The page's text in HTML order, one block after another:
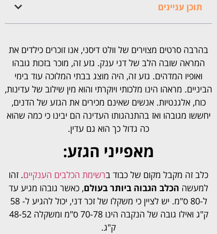
תוכן עניינים
בהרבה סרטים מצוירים של וולט דיסני, אנו זוכרים כילדים את
המראה שובה הלב של דני ענק. גזע זה, מוכר בזכות גובהו
ואופיו המדהים. גזע זה, היה מוצג בבתי המלוכה עוד בימי
הביניים. מראהו הינו מלכותי ויוקרתי והוא מין שילוב של עדינות,
כוח, אלגנטיות. אנשים שאינם מכירים את הגזע של הדנים,
יחששו מגובהו ואז בהתנהגותו העדינה הם יבינו כי כמה שהוא
כה גדול כך הוא גם עדין.
מאפייני הגזע:
כלב זה מקבל מקום של כבוד ברשימת הכלבים הענקיים. זהו
למעשה הכלב הגבוה ביותר בעולם, כאשר גובהו מגיע עד
ל-80 ס"מ. יש לציין כי משקלו של זכר דני, יכול להגיע ל- 58
ק"ג ואילו גובה של הנקבה הינו 70-78 ס"מ ומשקלה 48-52
ק"ג.